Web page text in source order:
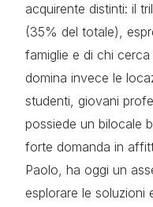
acquirente distinti: il
(35% del totale),
famiglie e di chi
domina invece le
studenti, giovani
possiede un bilocale
forte domanda in
Paolo, ha oggi un
esplorare le soluzioni